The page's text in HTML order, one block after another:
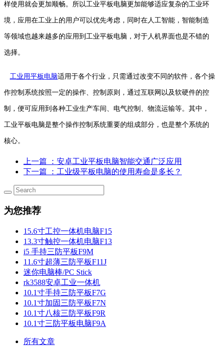
样使用就会更加顺畅。所以工业平板电脑更加能够适应复杂的工业环
境，应用在工业上的用户可以优先考虑，同时在人工智能，智能制造
等领域也越来越多的应用到工业平板电脑，对于人机界面也是不错的
选择。
工业用平板电脑适用于各个行业，只需通过改变不同的软件，各个操
作控制系统按照一定的操作、控制原则，通过互联网以及软硬件的控
制，便可应用到各种工业生产车间、电气控制、物流运输等。其中，
工业平板电脑是整个操作控制系统重要的组成部分，也是整个系统的
核心。
上一篇
：安卓工业平板电脑智能交通广泛应用
下一篇
：工业级平板电脑的使用寿命是多长？
为您推荐
15.6寸工控一体机电脑F15
13.3寸触控一体机电脑F13
i5 手持三防平板F9M
11.6寸超薄三防平板F11J
迷你电脑棒/PC Stick
rk3588安卓工业一体机
10.1寸手持三防平板F7G
10.1寸加固三防平板F7N
10.1寸八核三防平板F9R
10.1寸三防平板电脑F9A
所有文章